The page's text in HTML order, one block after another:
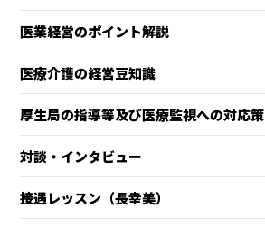
医業経営のポイント解説
医療介護の経営豆知識
厚生局の指導等及び医療監視への対応策
対談・インタビュー
接遇レッスン（長幸美）